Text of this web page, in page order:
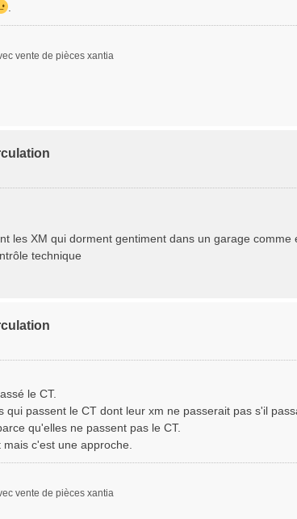
.
vente de pièces xantia
les XM qui dorment gentiment dans un garage
technique
le CT.
qui passent le CT dont leur xm ne passerait pas s'il
qu'elles ne passent pas le CT.
c'est une approche.
vente de pièces xantia